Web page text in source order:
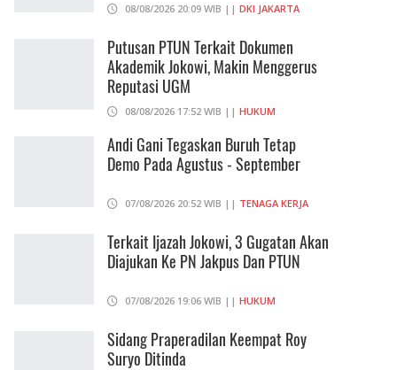
08/08/2026 20:09 WIB || DKI JAKARTA
Putusan PTUN Terkait Dokumen
Akademik Jokowi, Makin Menggerus
Reputasi UGM
08/08/2026 17:52 WIB || HUKUM
Andi Gani Tegaskan Buruh Tetap
Demo Pada Agustus - September
07/08/2026 20:52 WIB || TENAGA KERJA
Terkait Ijazah Jokowi, 3 Gugatan Akan
Diajukan Ke PN Jakpus Dan PTUN
07/08/2026 19:06 WIB || HUKUM
Sidang Praperadilan Keempat Roy
Suryo Ditinda